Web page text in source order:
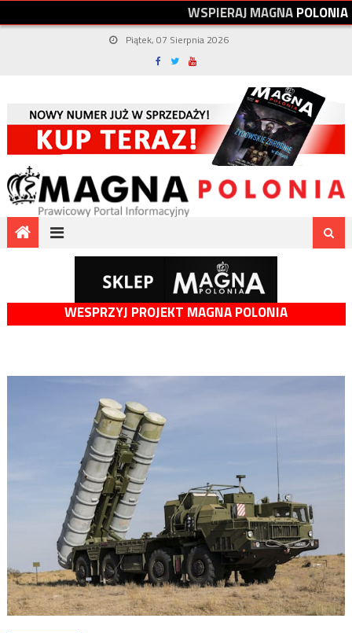
WSPIERAJMAGNAPOLONIA
Piątek, 07 Sierpnia 2026
WESPRZYJ PROJEKT MAGNA POLONIA